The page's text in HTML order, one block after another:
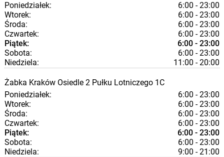
Poniedziałek:
6:00 - 23:00
Wtorek:
6:00 - 23:00
Środa:
6:00 - 23:00
Czwartek:
6:00 - 23:00
Piątek:
6:00 - 23:00
Sobota:
6:00 - 23:00
Niedziela:
11:00 - 20:00
Żabka Kraków Osiedle 2 Pułku Lotniczego 1C
Poniedziałek:
6:00 - 23:00
Wtorek:
6:00 - 23:00
Środa:
6:00 - 23:00
Czwartek:
6:00 - 23:00
Piątek:
6:00 - 23:00
Sobota:
6:00 - 23:00
Niedziela:
9:00 - 21:00